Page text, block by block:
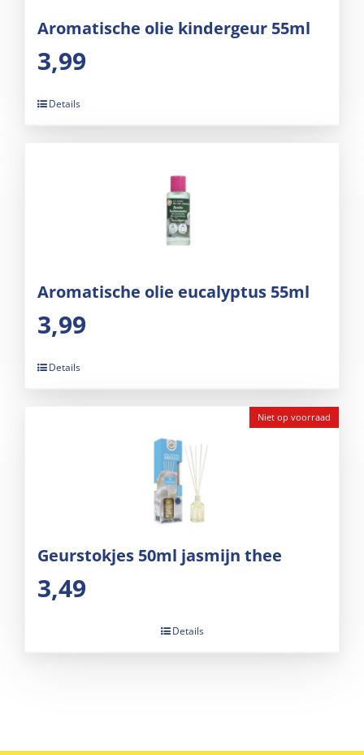
Aromatische olie kindergeur 55ml
3,99
Details
Aromatische olie eucalyptus 55ml
3,99
Details
Niet op voorraad
Geurstokjes 50ml jasmijn thee
3,49
Details